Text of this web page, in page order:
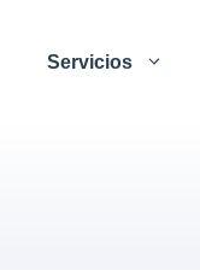
Servicios